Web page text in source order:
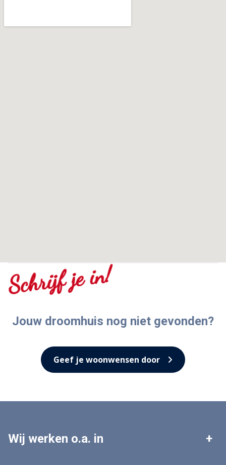
Jouw droomhuis nog niet gevonden?
Schrijf je in!
Geef je woonwensen door
Wij werken o.a. in